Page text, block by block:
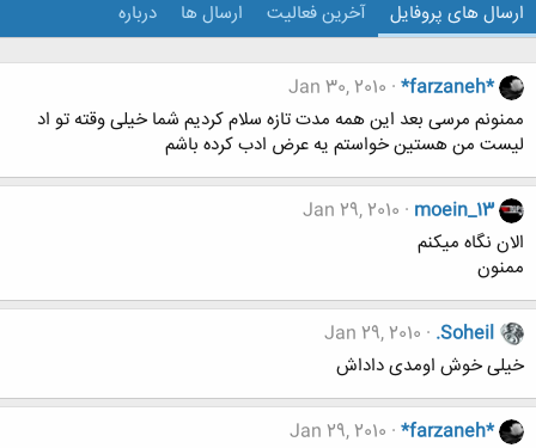
ارسال های پروفایل آخرین فعالیت ارسال ها درباره
*farzaneh*
Jan 30, 2010
ممنونم مرسی بعد این همه مدت تازه سلام کردیم شما خیلی وقته تو اد
لیست من هستین خواستم یه عرض ادب کرده باشم
moein_13
Jan 29, 2010
الان نگاه میکنم
ممنون
.Soheil
Jan 29, 2010
خیلی خوش اومدی داداش
*farzaneh*
Jan 29, 2010